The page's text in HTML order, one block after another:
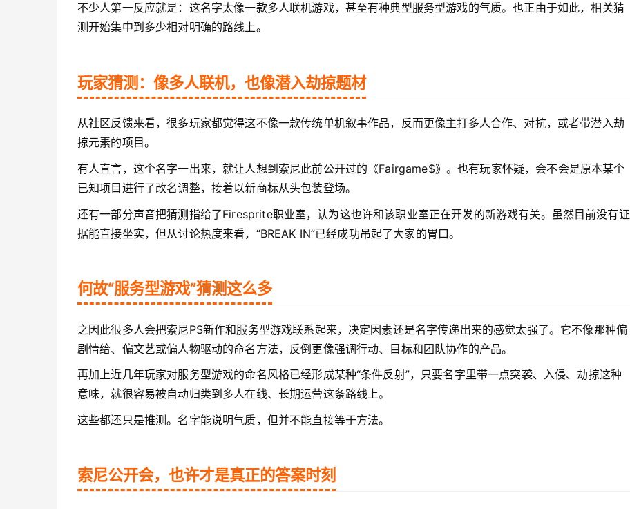
不少人第一反应就是：这名字太像一款多人联机游戏，甚至有种典型服务型游戏的气质。也正由于如此，相关猜
测开始集中到多少相对明确的路线上。
玩家猜测：像多人联机，也像潜入劫掠题材
从社区反馈来看，很多玩家都觉得这不像一款传统单机叙事作品，反而更像主打多人合作、对抗，或者带潜入劫
掠元素的项目。
有人直言，这个名字一出来，就让人想到索尼此前公开过的《Fairgame$》。也有玩家怀疑，会不会是原本某个
已知项目进行了改名调整，接着以新商标从头包装登场。
还有一部分声音把猜测指给了Firesprite职业室，认为这也许和该职业室正在开发的新游戏有关。虽然目前没有证
据能直接坐实，但从讨论热度来看，“BREAK IN”已经成功吊起了大家的胃口。
何故“服务型游戏”猜测这么多
之因此很多人会把索尼PS新作和服务型游戏联系起来，决定因素还是名字传递出来的感觉太强了。它不像那种偏
剧情给、偏文艺或偏人物驱动的命名方法，反倒更像强调行动、目标和团队协作的产品。
再加上近几年玩家对服务型游戏的命名风格已经形成某种“条件反射”，只要名字里带一点突袭、入侵、劫掠这种
意味，就很容易被自动归类到多人在线、长期运营这条路线上。
这些都还只是推测。名字能说明气质，但并不能直接等于方法。
索尼公开会，也许才是真正的答案时刻